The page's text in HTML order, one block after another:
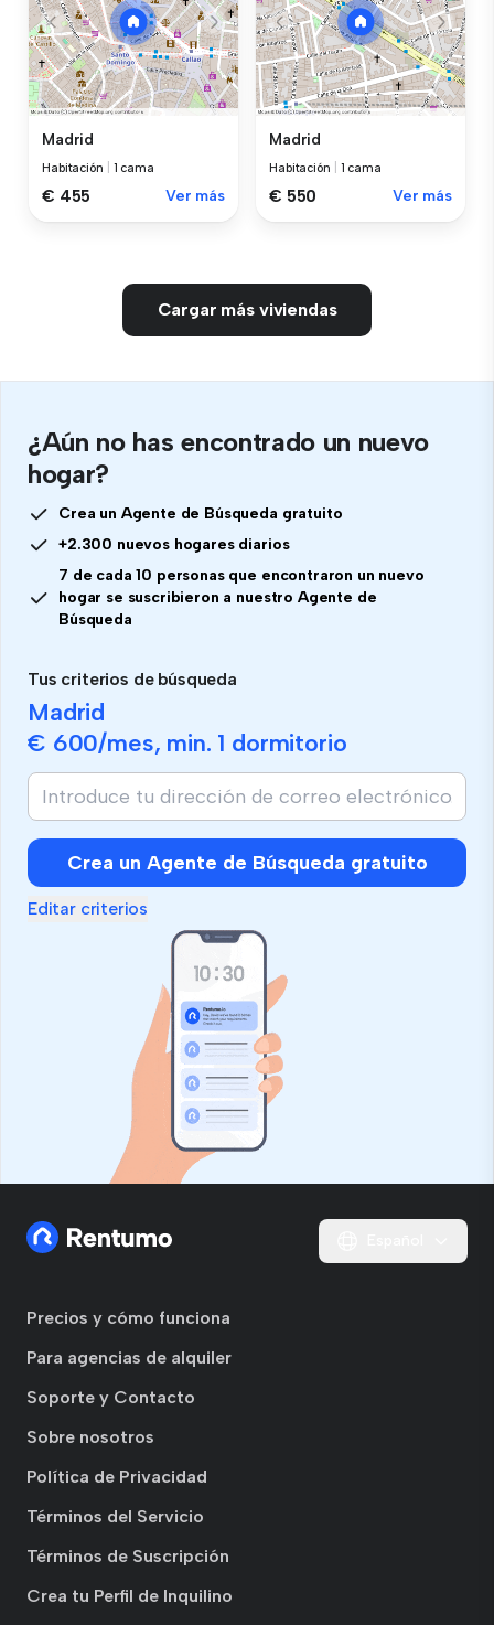
Madrid
Habitación 1 cama
€ 455 Ver más
Madrid
Habitación 1 cama
€ 550 Ver más
Cargar más viviendas
¿Aún no has encontrado un nuevo
hogar?
Crea un Agente de Búsqueda gratuito
+2.300 nuevos hogares diarios
7 de cada 10 personas que encontraron un nuevo
hogar se suscribieron a nuestro Agente de
Búsqueda
Tus criterios de búsqueda
Madrid
€ 600/mes, min. 1 dormitorio
Crea un Agente de Búsqueda gratuito
Editar criterios
Precios y cómo funciona
Para agencias de alquiler
Soporte y Contacto
Sobre nosotros
Política de Privacidad
Términos del Servicio
Términos de Suscripción
Crea tu Perfil de Inquilino